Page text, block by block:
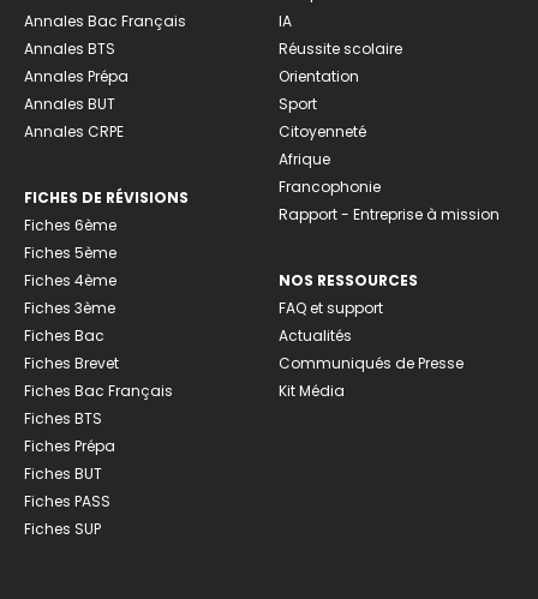
Annales Bac Français
Annales BTS
Annales Prépa
Annales BUT
Annales CRPE
FICHES DE RÉVISIONS
Fiches 6ème
Fiches 5ème
Fiches 4ème
Fiches 3ème
Fiches Bac
Fiches Brevet
Fiches Bac Français
Fiches BTS
Fiches Prépa
Fiches BUT
Fiches PASS
Fiches SUP
IA
Réussite scolaire
Orientation
Sport
Citoyenneté
Afrique
Francophonie
Rapport - Entreprise à mission
NOS RESSOURCES
FAQ et support
Actualités
Communiqués de Presse
Kit Média